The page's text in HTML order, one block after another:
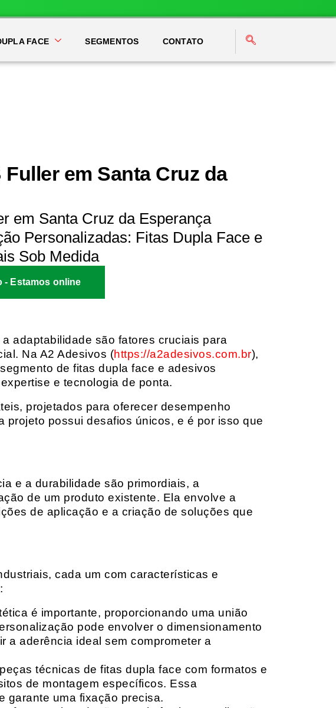
FACE SEGMENTOS CONTATO
em Santa Cruz da
em Santa Cruz da Esperança
Personalizadas: Fitas Dupla Face e
Sob Medida
- Estamos online
adaptabilidade são fatores cruciais para
Na A2 Adesivos (https://a2adesivos.com.br),
de fitas dupla face e adesivos
e tecnologia de ponta.
projetados para oferecer desempenho
possui desafios únicos, e é por isso que
e a durabilidade são primordiais, a
de um produto existente. Ela envolve a
de aplicação e a criação de soluções que
cada um com características e
é importante, proporcionando uma união
pode envolver o dimensionamento
a aderência ideal sem comprometer a
técnicas de fitas dupla face com formatos e
de montagem específicos. Essa
garante uma fixação precisa.